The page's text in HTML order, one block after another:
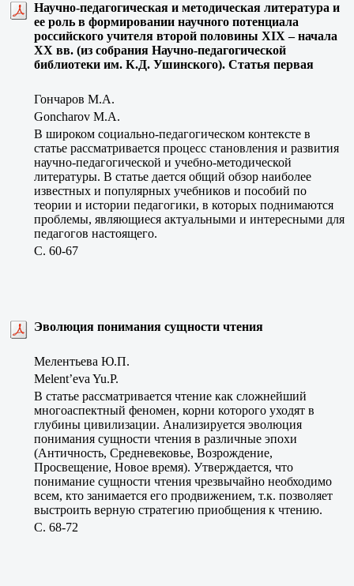
Научно-педагогическая и методическая литература и
ее роль в формировании научного потенциала
российского учителя второй половины XIX – начала
XX вв. (из собрания Научно-педагогической
библиотеки им. К.Д. Ушинского). Статья первая
Гончаров М.А.
Goncharov M.A.
В широком социально-педагогическом контексте в
статье рассматривается процесс становления и развития
научно-педагогической и учебно-методической
литературы. В статье дается общий обзор наиболее
известных и популярных учебников и пособий по
теории и истории педагогики, в которых поднимаются
проблемы, являющиеся актуальными и интересными для
педагогов настоящего.
C. 60-67
Эволюция понимания сущности чтения
Мелентьева Ю.П.
Melent’eva Yu.P.
В статье рассматривается чтение как сложнейший
многоаспектный феномен, корни которого уходят в
глубины цивилизации. Анализируется эволюция
понимания сущности чтения в различные эпохи
(Античность, Средневековье, Возрождение,
Просвещение, Новое время). Утверждается, что
понимание сущности чтения чрезвычайно необходимо
всем, кто занимается его продвижением, т.к. позволяет
выстроить верную стратегию приобщения к чтению.
C. 68-72